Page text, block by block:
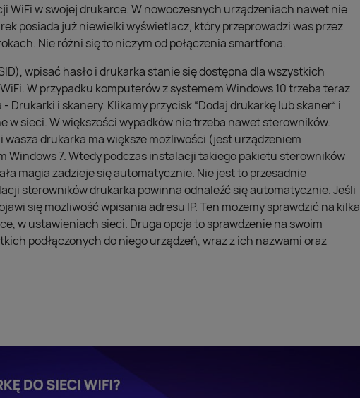
WiFi w swojej drukarce. W nowoczesnych urządzeniach nawet nie
posiada już niewielki wyświetlacz, który przeprowadzi was przez
Nie różni się to niczym od połączenia smartfona.
wpisać hasło i drukarka stanie się dostępna dla wszystkich
W przypadku komputerów z systemem Windows 10 trzeba teraz
Drukarki i skanery. Klikamy przycisk “Dodaj drukarkę lub skaner” i
w sieci. W większości wypadków nie trzeba nawet sterowników.
drukarka ma większe możliwości (jest urządzeniem
7. Wtedy podczas instalacji takiego pakietu sterowników
magia zadzieje się automatycznie. Nie jest to przesadnie
sterowników drukarka powinna odnaleźć się automatycznie. Jeśli
się możliwość wpisania adresu IP. Ten możemy sprawdzić na kilka
w ustawieniach sieci. Druga opcja to sprawdzenie na swoim
podłączonych do niego urządzeń, wraz z ich nazwami oraz